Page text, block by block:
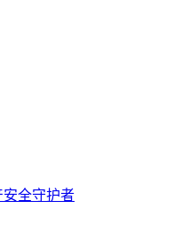
安全守护者